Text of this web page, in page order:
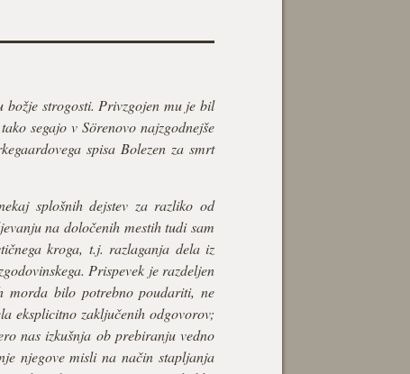
božje strogosti. Privzgojen mu je bil
segajo v Sörenovo najzgodnejše
spisa Bolezen za smrt
splošnih dejstev za razliko od
na določenih mestih tudi sam
kroga, t.j. razlaganja dela iz
Prispevek je razdeljen
morda bilo potrebno poudariti, ne
eksplicitno zaključenih odgovorov;
nas izkušnja ob prebiranju vedno
njegove misli na način stapljanja